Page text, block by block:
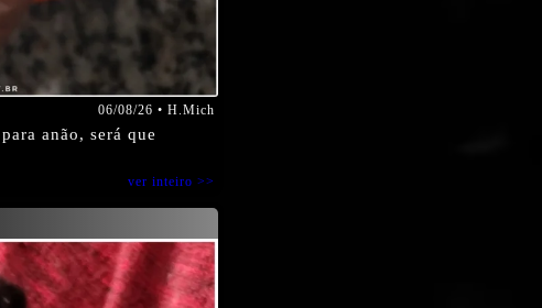
06/08/26 • H.Mich
anão, será que
ver inteiro >>